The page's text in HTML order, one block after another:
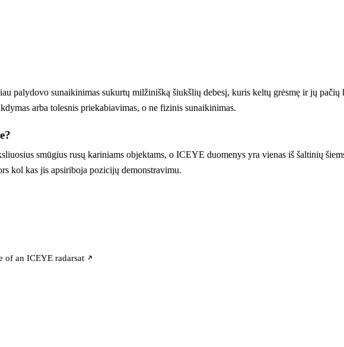
palydovo sunaikinimas sukurtų milžinišką šiukšlių debesį, kuris keltų grėsmę ir jų pačių
arba tolesnis priekabiavimas, o ne fizinis sunaikinimas.
smūgius rusų kariniams objektams, o ICEYE duomenys yra vienas iš šaltinių
kol kas jis apsiriboja pozicijų demonstravimu.
of an ICEYE radarsat